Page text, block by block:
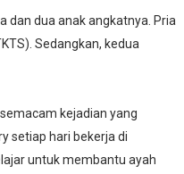
dan dua anak angkatnya. Pria
Sedangkan, kedua
kejadian yang
setiap hari bekerja di
untuk membantu ayah